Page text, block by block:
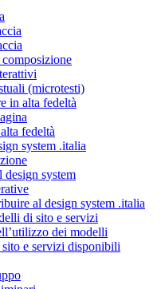
(microtesti)
in alta fedeltà
fedeltà
system .italia
system
al design system .italia
di sito e servizi
dei modelli
e servizi disponibili